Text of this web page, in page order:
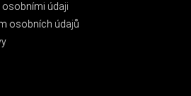
osobními údaji
osobních údajů